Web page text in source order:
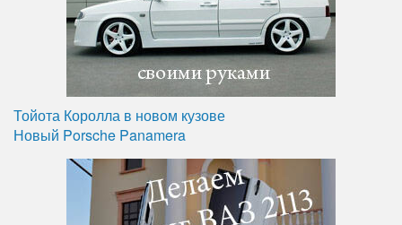
Тойота Королла в новом кузове
Новый Porsche Panamera